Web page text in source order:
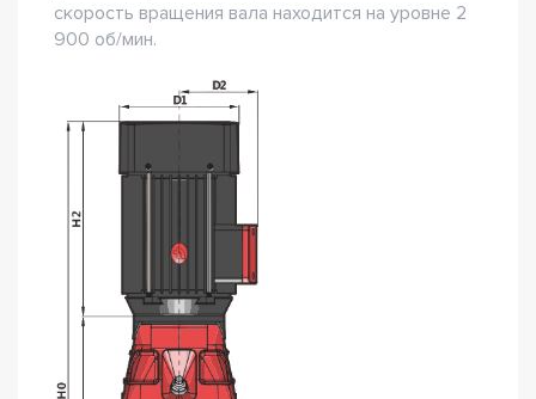
скорость вращения вала находится на уровне 2
900 об/мин.